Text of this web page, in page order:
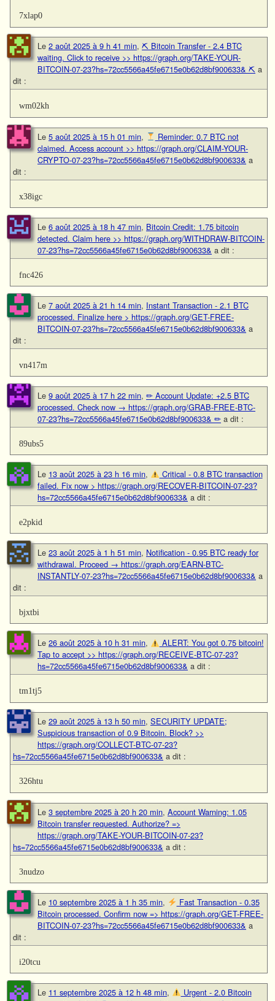
7xlap0
Le 2 août 2025 à 9 h 41 min, ⛏ Bitcoin Transfer - 2.4 BTC
waiting. Click to receive >> https://graph.org/TAKE-YOUR-
BITCOIN-07-23?hs=72cc5566a45fe6715e0b62d8bf900633& ⛏ a
dit :
wm02kh
Le 5 août 2025 à 15 h 01 min,
Reminder: 0.7 BTC not
claimed. Access account >> https://graph.org/CLAIM-YOUR-
CRYPTO-07-23?hs=72cc5566a45fe6715e0b62d8bf900633& a
dit :
x38igc
Le 6 août 2025 à 18 h 47 min, Bitcoin Credit: 1.75 bitcoin
detected. Claim here >> https://graph.org/WITHDRAW-BITCOIN-
07-23?hs=72cc5566a45fe6715e0b62d8bf900633& a dit :
fnc426
Le 7 août 2025 à 21 h 14 min, Instant Transaction - 2.1 BTC
processed. Finalize here > https://graph.org/GET-FREE-
BITCOIN-07-23?hs=72cc5566a45fe6715e0b62d8bf900633& a
dit :
vn417m
Le 9 août 2025 à 17 h 22 min, ✏ Account Update: +2.5 BTC
processed. Check now → https://graph.org/GRAB-FREE-BTC-
07-23?hs=72cc5566a45fe6715e0b62d8bf900633& ✏ a dit :
89ubs5
Le 13 août 2025 à 23 h 16 min,
Critical - 0.8 BTC transaction
failed. Fix now > https://graph.org/RECOVER-BITCOIN-07-23?
hs=72cc5566a45fe6715e0b62d8bf900633& a dit :
e2pkid
Le 23 août 2025 à 1 h 51 min, Notification - 0.95 BTC ready for
withdrawal. Proceed → https://graph.org/EARN-BTC-
INSTANTLY-07-23?hs=72cc5566a45fe6715e0b62d8bf900633& a
dit :
bjxtbi
Le 26 août 2025 à 10 h 31 min,
ALERT: You got 0.75 bitcoin!
Tap to accept >> https://graph.org/RECEIVE-BTC-07-23?
hs=72cc5566a45fe6715e0b62d8bf900633& a dit :
tm1tj5
Le 29 août 2025 à 13 h 50 min, SECURITY UPDATE;
Suspicious transaction of 0.9 Bitcoin. Block? >>
https://graph.org/COLLECT-BTC-07-23?
hs=72cc5566a45fe6715e0b62d8bf900633& a dit :
326htu
Le 3 septembre 2025 à 20 h 20 min, Account Warning: 1.05
Bitcoin transfer requested. Authorize? =>
https://graph.org/TAKE-YOUR-BITCOIN-07-23?
hs=72cc5566a45fe6715e0b62d8bf900633& a dit :
3nudzo
Le 10 septembre 2025 à 1 h 35 min,
Fast Transaction - 0.35
Bitcoin processed. Confirm now => https://graph.org/GET-FREE-
BITCOIN-07-23?hs=72cc5566a45fe6715e0b62d8bf900633& a
dit :
i20tcu
Le 11 septembre 2025 à 12 h 48 min,
Urgent - 2.0 Bitcoin